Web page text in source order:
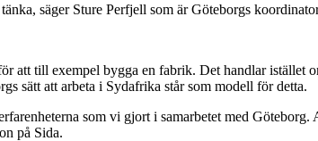
säger Sture Perfjell som är Göteborgs
att till exempel bygga en fabrik. Det handlar istället
sätt att arbeta i Sydafrika står som modell för detta.
som vi gjort i samarbetet med Göteborg.
på Sida.